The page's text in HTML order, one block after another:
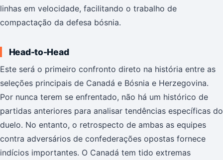
linhas em velocidade, facilitando o trabalho de
compactação da defesa bósnia.
Head-to-Head
Este será o primeiro confronto direto na história entre as
seleções principais de Canadá e Bósnia e Herzegovina.
Por nunca terem se enfrentado, não há um histórico de
partidas anteriores para analisar tendências específicas do
duelo. No entanto, o retrospecto de ambas as equipes
contra adversários de confederações opostas fornece
indícios importantes. O Canadá tem tido extremas